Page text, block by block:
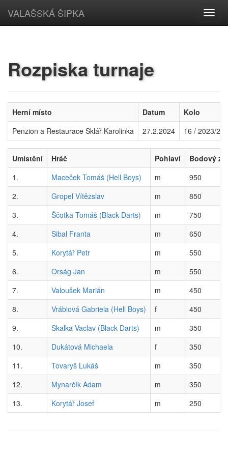
VALAŠSKÁ ŠIPKA
Rozpiska turnaje
Herní místo Datum
Kolo
Penzion a Restaurace Sklář Karolinka
27.2.2024 16 / 2023/
Umístění Hráč Pohlaví
Bodový
1.
Maceček Tomáš (Hell Boys) m
950
2.
Gropel Vítězslav m
850
3.
Ščotka Tomáš (Black Darts) m
750
4.
Sibal Franta m
650
5.
Korytář Petr m
550
6.
Orság Jan m
550
7.
Valoušek Marián m
450
8.
Vráblová Gabriela (Hell Boys) f
450
9.
Skalka Vaclav (Black Darts) m
350
10.
Dukátová Michaela f
350
11.
Tovaryš Lukáš m
350
12.
Mynarčík Adam m
350
13.
Korytář Josef m 250